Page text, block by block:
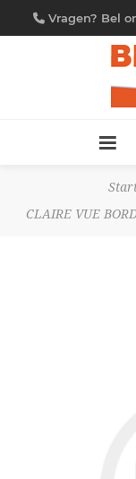
Vragen? Bel
09/230.88.44
CLAIRE VUE